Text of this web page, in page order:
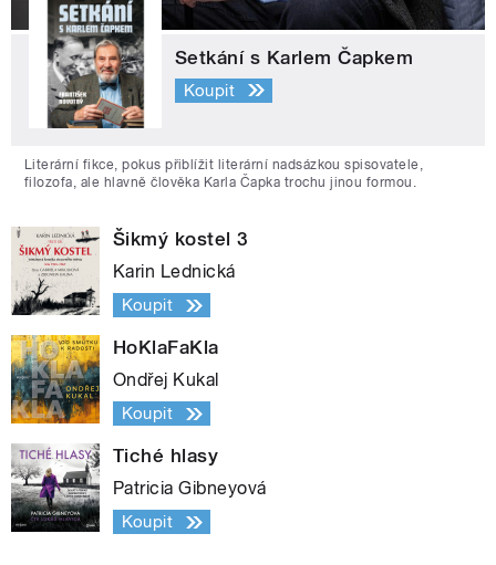
Setkání s Karlem Čapkem
Koupit
Literární fikce, pokus přiblížit literární nadsázkou spisovatele,
filozofa, ale hlavně člověka Karla Čapka trochu jinou formou.
Šikmý kostel 3
Karin Lednická
Koupit
HoKlaFaKla
Ondřej Kukal
Koupit
Tiché hlasy
Patricia Gibneyová
Koupit